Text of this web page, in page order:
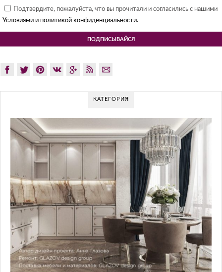
Подтвердите, пожалуйста, что вы прочитали и согласились с нашими
Условиями и политикой конфиденциальности.
КАТЕГОРИЯ